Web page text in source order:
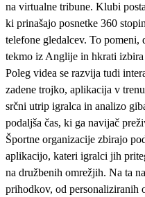
na virtualne tribune. Klubi
ki prinašajo posnetke 360
telefone gledalcev. To
tekmo iz Anglije in hkrati
Poleg videa se razvija tudi
zadene trojko, aplikacija v
srčni utrip igralca in analizo
podaljša čas, ki ga navijač
Športne organizacije zbirajo
aplikacijo, kateri igralci jih
na družbenih omrežjih. Na ta
prihodkov, od personaliziranih